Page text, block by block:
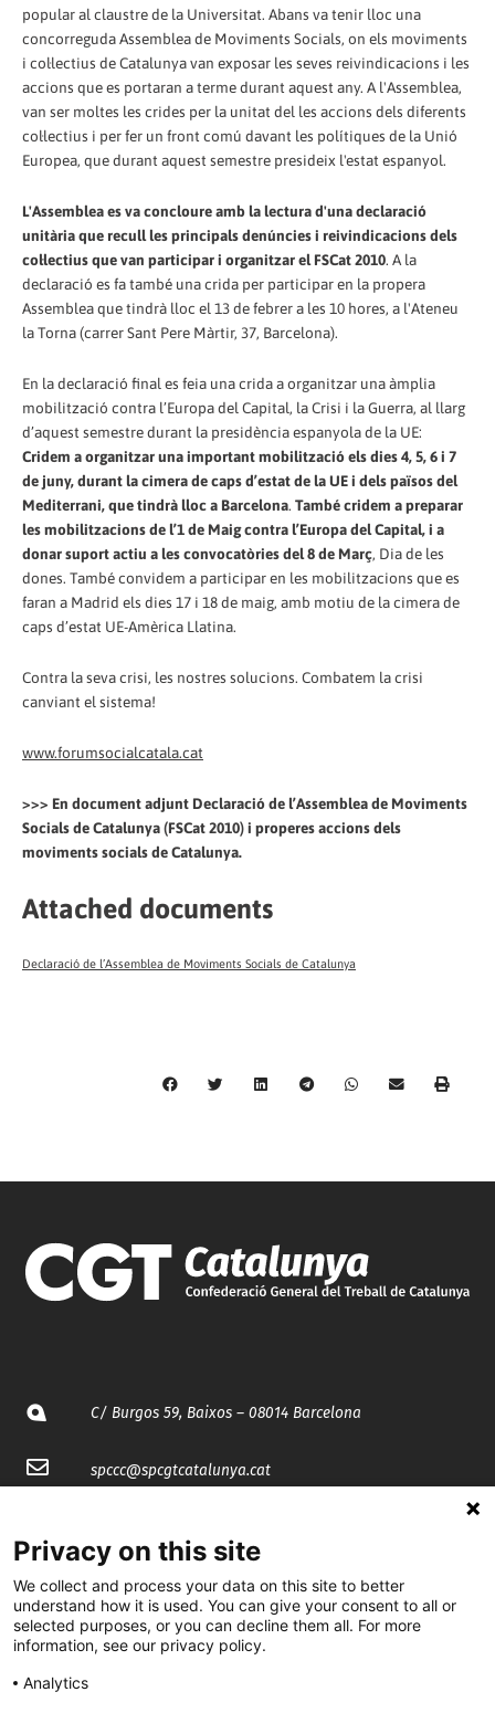
popular al claustre de la Universitat. Abans va tenir lloc una
concorreguda Assemblea de Moviments Socials, o­n els moviments
i col·lectius de Catalunya van exposar les seves reivindicacions i les
accions que es portaran a terme durant aquest any. A l'Assemblea,
van ser moltes les crides per la unitat del les accions dels diferents
col·lectius i per fer un front comú davant les polítiques de la Unió
Europea, que durant aquest semestre presideix l'estat espanyol.
L'Assemblea es va concloure amb la lectura d'una declaració
unitària que recull les principals denúncies i reivindicacions dels
col·lectius que van participar i organitzar el FSCat 2010. A la
declaració es fa també una crida per participar en la propera
Assemblea que tindrà lloc el 13 de febrer a les 10 hores, a l'Ateneu
la Torna (carrer Sant Pere Màrtir, 37, Barcelona).
En la declaració final es feia una crida a organitzar una àmplia
mobilització contra l’Europa del Capital, la Crisi i la Guerra, al llarg
d’aquest semestre durant la presidència espanyola de la UE:
Cridem a organitzar una important mobilització els dies 4, 5, 6 i 7
de juny, durant la cimera de caps d’estat de la UE i dels països del
Mediterrani, que tindrà lloc a Barcelona. També cridem a preparar
les mobilitzacions de l’1 de Maig contra l’Europa del Capital, i a
donar suport actiu a les convocatòries del 8 de Març, Dia de les
dones. També convidem a participar en les mobilitzacions que es
faran a Madrid els dies 17 i 18 de maig, amb motiu de la cimera de
caps d’estat UE-Amèrica Llatina.
Contra la seva crisi, les nostres solucions. Combatem la crisi
canviant el sistema!
www.forumsocialcatala.cat
>>> En document adjunt Declaració de l’Assemblea de Moviments
Socials de Catalunya (FSCat 2010) i properes accions dels
moviments socials de Catalunya.
Attached documents
Declaració de l’Assemblea de Moviments Socials de Catalunya
C/ Burgos 59, Baixos – 08014 Barcelona
spccc@spcgtcatalunya.cat
@CGTCatalunya
cgtcatalunya
Privacy on this site
We collect and process your data on this site to better
understand how it is used. You can give your consent to all or
selected purposes, or you can decline them all. For more
information, see our privacy policy.
Analytics